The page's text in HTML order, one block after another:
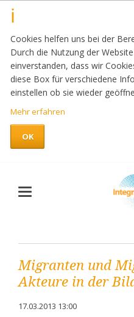
Cookies helfen uns bei der
Durch die Nutzung der
einverstanden, dass wir
diese Box für verschiedene
einstellen ob sie wieder
Mehr erfahren
OK
Migranten und
Akteure in der
17.03.2013 13:00